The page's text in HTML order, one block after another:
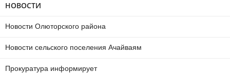
НОВОСТИ
Новости Олюторского района
Новости сельского поселения Ачайваям
Прокуратура информирует